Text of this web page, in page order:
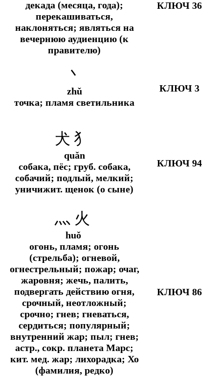
декада (месяца, года);
перекашиваться,
наклоняться; являться на
вечернюю аудиенцию (к
правителю)
КЛЮЧ 36
丶
zhǔ
точка; пламя светильника
КЛЮЧ 3
犬 犭
quǎn
собака, пёс; груб. собака,
собачий; подлый, мелкий;
уничижит. щенок (о сыне)
КЛЮЧ 94
灬 火
huǒ
огонь, пламя; огонь
(стрельба); огневой,
огнестрельный; пожар; очаг,
жаровня; жечь, палить,
подвергать действию огня,
срочный, неотложный;
срочно; гнев; гневаться,
сердиться; популярный;
внутренний жар; пыл; гнев;
астр., сокр. планета Марс;
кит. мед. жар; лихорадка; Хо
(фамилия, редко)
КЛЮЧ 86